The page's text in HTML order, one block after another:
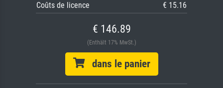
Coûts de licence
€ 15.16
€ 146.89
(Enthält 17% MwSt.)
dans le panier